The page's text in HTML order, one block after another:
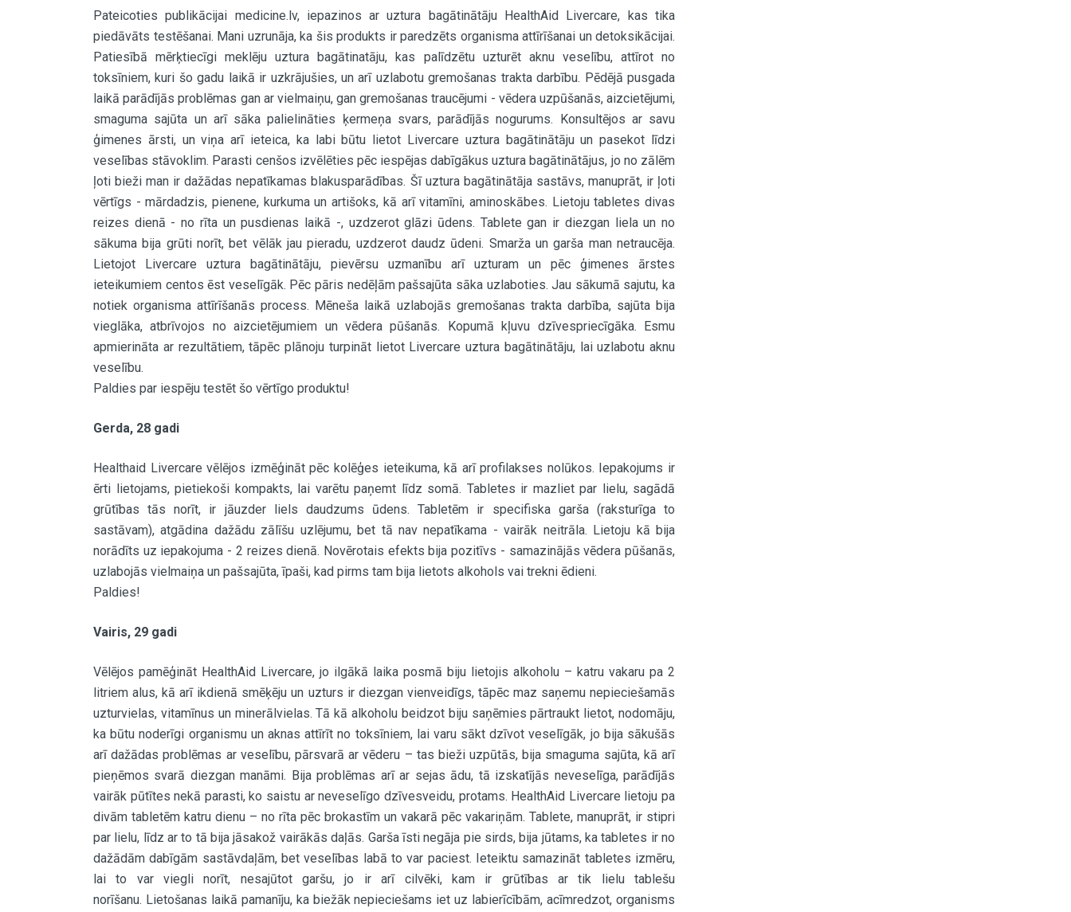
Pateicoties publikācijai medicine.lv, iepazinos ar uztura bagātinātāju HealthAid Livercare, kas tika
piedāvāts testēšanai. Mani uzrunāja, ka šis produkts ir paredzēts organisma attīrīšanai un detoksikācijai.
Patiesībā mērķtiecīgi meklēju uztura bagātinatāju, kas palīdzētu uzturēt aknu veselību, attīrot no
toksīniem, kuri šo gadu laikā ir uzkrājušies, un arī uzlabotu gremošanas trakta darbību. Pēdējā pusgada
laikā parādījās problēmas gan ar vielmaiņu, gan gremošanas traucējumi - vēdera uzpūšanās, aizcietējumi,
smaguma sajūta un arī sāka palielināties ķermeņa svars, parādījās nogurums. Konsultējos ar savu
ģimenes ārsti, un viņa arī ieteica, ka labi būtu lietot Livercare uztura bagātinātāju un pasekot līdzi
veselības stāvoklim. Parasti cenšos izvēlēties pēc iespējas dabīgākus uztura bagātinātājus, jo no zālēm
ļoti bieži man ir dažādas nepatīkamas blakusparādības. Šī uztura bagātinātāja sastāvs, manuprāt, ir ļoti
vērtīgs - mārdadzis, pienene, kurkuma un artišoks, kā arī vitamīni, aminoskābes. Lietoju tabletes divas
reizes dienā - no rīta un pusdienas laikā -, uzdzerot glāzi ūdens. Tablete gan ir diezgan liela un no
sākuma bija grūti norīt, bet vēlāk jau pieradu, uzdzerot daudz ūdeni. Smarža un garša man netraucēja.
Lietojot Livercare uztura bagātinātāju, pievērsu uzmanību arī uzturam un pēc ģimenes ārstes
ieteikumiem centos ēst veselīgāk. Pēc pāris nedēļām pašsajūta sāka uzlaboties. Jau sākumā sajutu, ka
notiek organisma attīrīšanās process. Mēneša laikā uzlabojās gremošanas trakta darbība, sajūta bija
vieglāka, atbrīvojos no aizcietējumiem un vēdera pūšanās. Kopumā kļuvu dzīvespriecīgāka. Esmu
apmierināta ar rezultātiem, tāpēc plānoju turpināt lietot Livercare uztura bagātinātāju, lai uzlabotu aknu
veselību.
Paldies par iespēju testēt šo vērtīgo produktu!
Gerda, 28 gadi
Healthaid Livercare vēlējos izmēģināt pēc kolēģes ieteikuma, kā arī profilakses nolūkos. Iepakojums ir
ērti lietojams, pietiekoši kompakts, lai varētu paņemt līdz somā. Tabletes ir mazliet par lielu, sagādā
grūtības tās norīt, ir jāuzder liels daudzums ūdens. Tabletēm ir specifiska garša (raksturīga to
sastāvam), atgādina dažādu zālīšu uzlējumu, bet tā nav nepatīkama - vairāk neitrāla. Lietoju kā bija
norādīts uz iepakojuma - 2 reizes dienā. Novērotais efekts bija pozitīvs - samazinājās vēdera pūšanās,
uzlabojās vielmaiņa un pašsajūta, īpaši, kad pirms tam bija lietots alkohols vai trekni ēdieni.
Paldies!
Vairis, 29 gadi
Vēlējos pamēģināt HealthAid Livercare, jo ilgākā laika posmā biju lietojis alkoholu – katru vakaru pa 2
litriem alus, kā arī ikdienā smēķēju un uzturs ir diezgan vienveidīgs, tāpēc maz saņemu nepieciešamās
uzturvielas, vitamīnus un minerālvielas. Tā kā alkoholu beidzot biju saņēmies pārtraukt lietot, nodomāju,
ka būtu noderīgi organismu un aknas attīrīt no toksīniem, lai varu sākt dzīvot veselīgāk, jo bija sākušās
arī dažādas problēmas ar veselību, pārsvarā ar vēderu – tas bieži uzpūtās, bija smaguma sajūta, kā arī
pieņēmos svarā diezgan manāmi. Bija problēmas arī ar sejas ādu, tā izskatījās neveselīga, parādījās
vairāk pūtītes nekā parasti, ko saistu ar neveselīgo dzīvesveidu, protams. HealthAid Livercare lietoju pa
divām tabletēm katru dienu – no rīta pēc brokastīm un vakarā pēc vakariņām. Tablete, manuprāt, ir stipri
par lielu, līdz ar to tā bija jāsakož vairākās daļās. Garša īsti negāja pie sirds, bija jūtams, ka tabletes ir no
dažādām dabīgām sastāvdaļām, bet veselības labā to var paciest. Ieteiktu samazināt tabletes izmēru,
lai to var viegli norīt, nesajūtot garšu, jo ir arī cilvēki, kam ir grūtības ar tik lielu tablešu
norīšanu. Lietošanas laikā pamanīju, ka biežāk nepieciešams iet uz labierīcībām, acīmredzot, organisms